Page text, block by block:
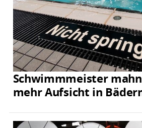
Schwimmmeister
mehr Aufsicht in